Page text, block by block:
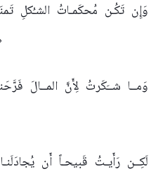
وَإِن تَكُـن مُحكَمـاتُ الشـُكلِ
وَمــا شــَكَرتُ لِأَنَّ المــالَ
لَكِــن رَأَيـتُ قَبيحـاً أَن يُجادَلَنـا